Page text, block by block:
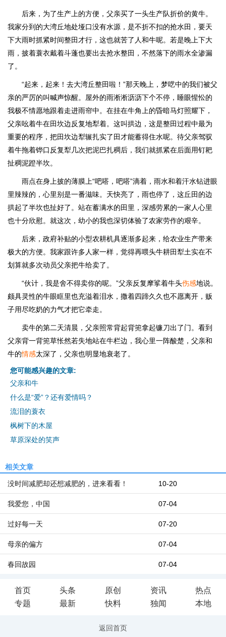
后来，为了生产上的方便，父亲买了一头生产队折价的黄牛。
我家分到的大湾丘地处垭口没有水源，是不折不扣的抢水田，要天
下大雨时抓紧时间整田才行，这也就苦了人和牛呢。若是晚上下大
雨，披着蓑衣戴着斗蓬也要出去抢水整田，不然落下的雨水全渗漏
了。
“起来，起来！去大湾丘整田啦！”那天晚上，梦呓中的我们被父
亲的严厉的叫喊声惊醒。屋外的雨淅淅沥沥下个不停，睡眼惺忪的
我极不情愿地跟着走进雨帘中。在挂在牛角上的昏暗马灯照耀下，
父亲吆着牛在田坎边反复地犁着。这叫拱边，这是整田过程中最为
重要的程序，把田坎边犁辗扎实了田才能蓄得住水呢。待父亲驾驭
着牛拖着铧口反复犁几次把泥巴扎稠后，我们就抓紧在后面用钉耙
扯稠泥蹬半坎。
雨点在身上披的薄膜上“吧嗒，吧嗒”滴着，雨水和着汗水钻进眼
里辣辣的，心里别是一番滋味。天快亮了，雨也停了，这丘田的边
拱起了半坎也扯好了。站在蓄满水的田里，深感劳累的一家人心里
也十分欣慰。就这次，幼小的我也深切体验了农家劳作的艰辛。
后来，政府补贴的小型农耕机具逐渐多起来，给农业生产带来
极大的方便。我家跟许多人家一样，觉得再喂头牛耕田犁土实在不
划算就多次动员父亲把牛给卖了。
“伙计，我是舍不得卖你的呢。”父亲反复摩挲着牛头伤感地说。
颇具灵性的牛眼眶里也充溢着泪水，撒着四蹄久久也不愿离开，贩
子用尽吃奶的力气才把它牵走。
卖牛的第二天清晨，父亲照常背起背篼拿起镰刀出了门。看到
父亲背一背篼草怅然若失地站在牛栏边，我心里一阵酸楚，父亲和
牛的情感太深了，父亲也明显地衰老了。
您可能感兴趣的文章:
父亲和牛
什么是“爱”？还有爱情吗？
流泪的蓑衣
枫树下的木屋
草原深处的笑声
相关文章
10-20
没时间减肥却还想减肥的，进来看看！
07-04
我爱您，中国
07-20
过好每一天
07-04
母亲的偏方
07-04
春回故园
首页 头条 原创 资讯
热点
专题
最新 快料 独闻 本地
返回首页